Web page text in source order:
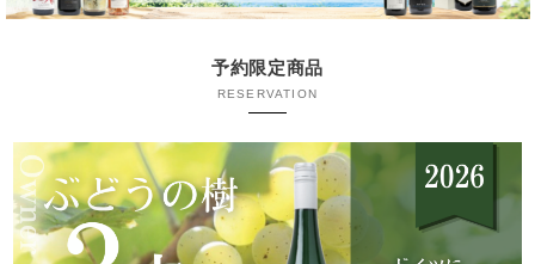
予約限定商品
RESERVATION